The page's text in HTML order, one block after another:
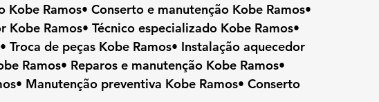
Kobe Ramos• Conserto e manutenção Kobe Ramos•
Ramos• Técnico especializado Kobe Ramos•
Troca de peças Kobe Ramos• Instalação aquecedor
Ramos• Reparos e manutenção Kobe Ramos•
Manutenção preventiva Kobe Ramos• Conserto